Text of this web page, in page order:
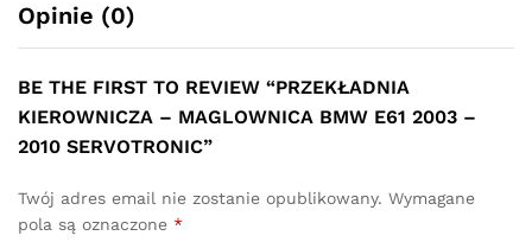
Opinie (0)
BE THE FIRST TO REVIEW “PRZEKŁADNIA
KIEROWNICZA – MAGLOWNICA BMW E61 2003 –
2010 SERVOTRONIC”
Twój adres email nie zostanie opublikowany. Wymagane
pola są oznaczone *